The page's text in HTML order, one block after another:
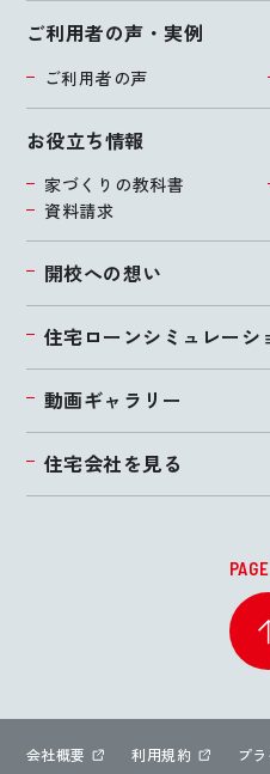
ご利用者の声・実例
ご利用者の声
お役立ち情報
家づくりの教科書
資料請求
開校への想い
住宅ローンシミュレーシ
動画ギャラリー
住宅会社を見る
会社概要 利用規約 プ